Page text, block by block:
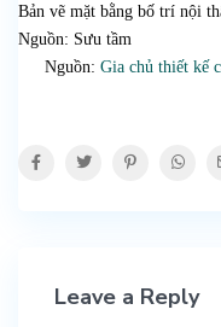
Bản vẽ mặt bằng bố trí nội
Nguồn: Sưu tầm
Nguồn: Gia chủ thiết kế
Leave a Reply